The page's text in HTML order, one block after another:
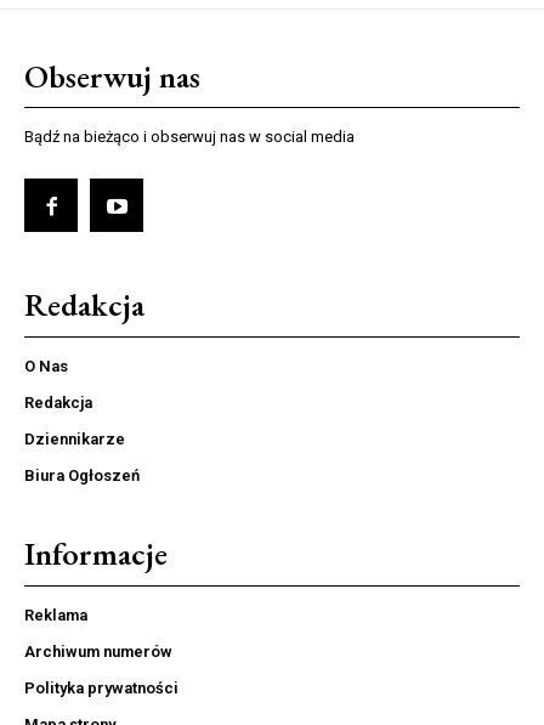
Obserwuj nas
Bądź na bieżąco i obserwuj nas w social media
Redakcja
O Nas
Redakcja
Dziennikarze
Biura Ogłoszeń
Informacje
Reklama
Archiwum numerów
Polityka prywatności